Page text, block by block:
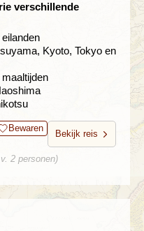
verschillende
Kyoto, Tokyo en
Bewaren
Bekijk reis
2 personen)